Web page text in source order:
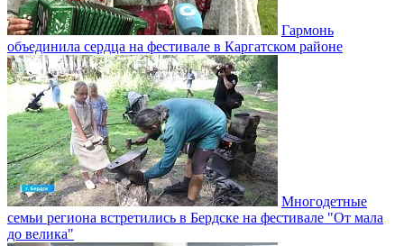
Гармонь
объединила сердца на фестивале в Каргатском районе
Многодетные
семьи региона встретились в Бердске на фестивале "От мала
до велика"